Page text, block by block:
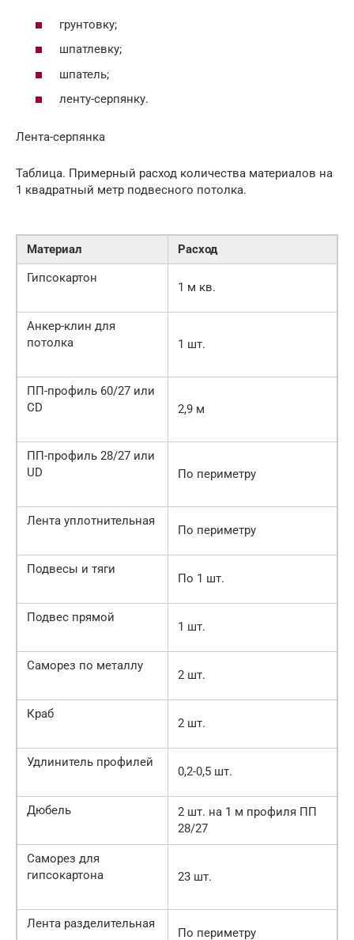
грунтовку;
шпатлевку;
шпатель;
ленту-серпянку.
Лента-серпянка
Таблица. Примерный расход количества материалов на
1 квадратный метр подвесного потолка.
Материал
Расход
Гипсокартон
1 м кв.
Анкер-клин для
потолка
1 шт.
ПП-профиль 60/27 или
CD
2,9 м
ПП-профиль 28/27 или
UD
По периметру
Лента уплотнительная
По периметру
Подвесы и тяги
По 1 шт.
Подвес прямой
1 шт.
Саморез по металлу
2 шт.
Краб
2 шт.
Удлинитель профилей
0,2-0,5 шт.
Дюбель
2 шт. на 1 м профиля ПП
28/27
Саморез для
гипсокартона
23 шт.
Лента разделительная
По периметру